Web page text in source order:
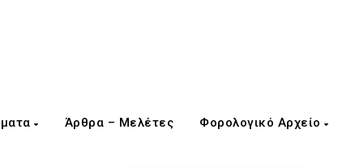
Άρθρα – Μελέτες Φορολογικό Αρχείο